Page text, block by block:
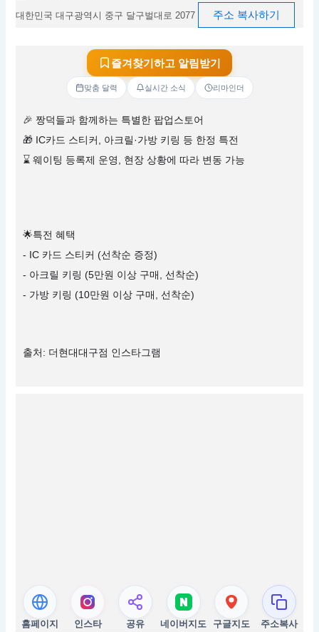
대한민국 대구광역시 중구 달구벌대로 2077 주소 복사하기
즐겨찾기하고 알림받기
맞춤 달력 실시간 소식 리마인더
🎉 짱덕들과 함께하는 특별한 팝업스토어
🎁 IC카드 스티커, 아크릴·가방 키링 등 한정 특전
⌛ 웨이팅 등록제 운영, 현장 상황에 따라 변동 가능
🌟특전 혜택
- IC 카드 스티커 (선착순 증정)
- 아크릴 키링 (5만원 이상 구매, 선착순)
- 가방 키링 (10만원 이상 구매, 선착순)
출처: 더현대대구점 인스타그램
홈페이지 인스타 공유 네이버지도 구글지도 주소복사